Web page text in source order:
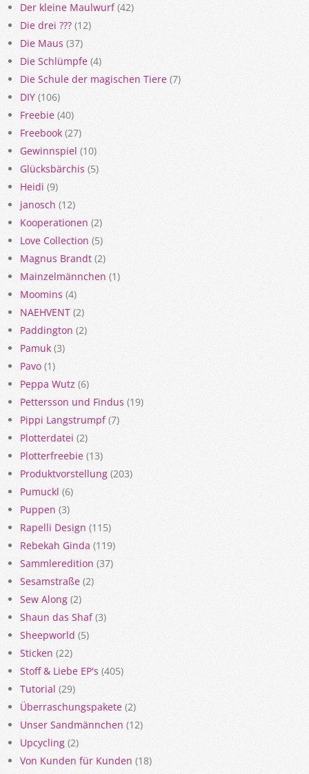
Der kleine Maulwurf(42)
Die drei ??? (12)
Die Maus (37)
Die Schlümpfe (4)
Die Schule der magischen Tiere (7)
DIY (106)
Freebie (40)
Freebook (27)
Gewinnspiel (10)
Glücksbärchis (5)
Heidi (9)
janosch (12)
Kooperationen (2)
Love Collection (5)
Magnus Brandt (2)
Mainzelmännchen (1)
Moomins (4)
NAEHVENT (2)
Paddington (2)
Pamuk (3)
Pavo (1)
Peppa Wutz (6)
Pettersson und Findus (19)
Pippi Langstrumpf(7)
Plotterdatei (2)
Plotterfreebie (13)
Produktvorstellung (203)
Pumuckl (6)
Puppen (3)
Rapelli Design (115)
Rebekah Ginda (119)
Sammleredition (37)
Sesamstraße (2)
Sew Along (2)
Shaun das Shaf(3)
Sheepworld (5)
Sticken (22)
Stoff & Liebe EP's (405)
Tutorial (29)
Überraschungspakete (2)
Unser Sandmännchen (12)
Upcycling (2)
Von Kunden für Kunden (18)